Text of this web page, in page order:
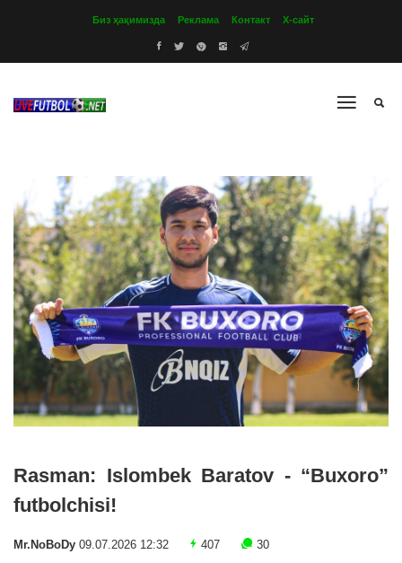
Биз ҳақимизда Реклама Контакт Х-сайт
Rasman: Islombek Baratov - “Buxoro”
futbolchisi!
Mr.NoBoDy 09.07.2026 12:32 407 30